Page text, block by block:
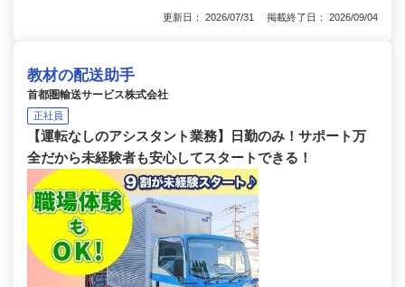
更新日： 2026/07/31 掲載終了日： 2026/09/04
教材の配送助手
首都圏輸送サービス株式会社
正社員
【運転なしのアシスタント業務】日勤のみ！サポート万
全だから未経験者も安心してスタートできる！